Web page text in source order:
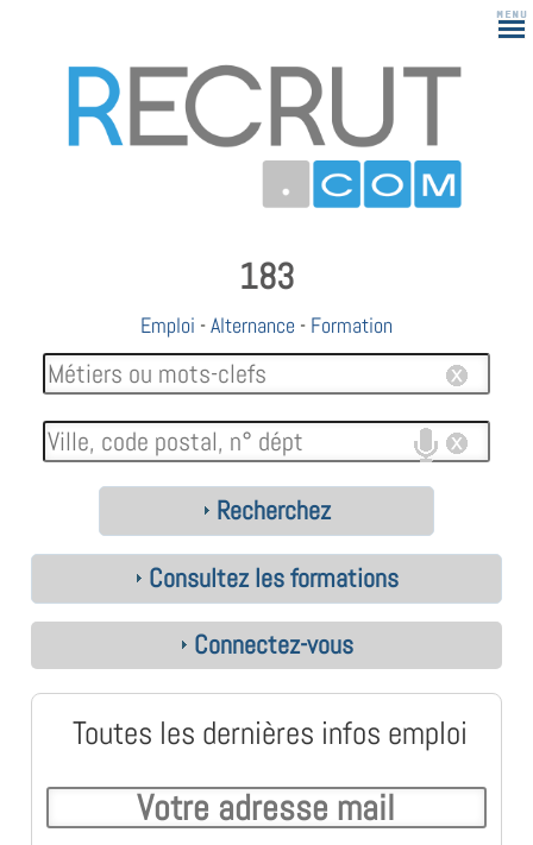
183
Emploi -Alternance - Formation
Recherchez
Consultez les formations
Connectez-vous
Toutes les dernières infos emploi